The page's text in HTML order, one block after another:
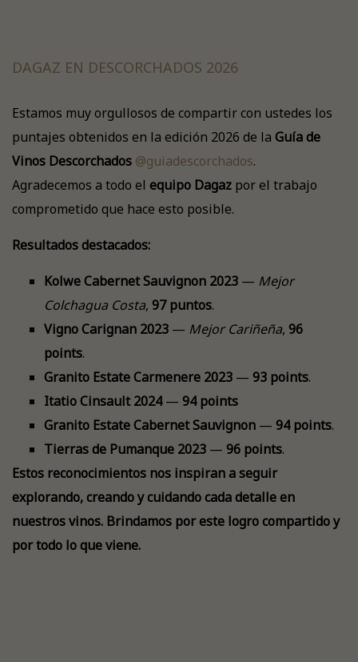
DAGAZ EN DESCORCHADOS 2026
Estamos muy orgullosos de compartir con ustedes los
puntajes obtenidos en la edición 2026 de la Guía de
Vinos Descorchados @guiadescorchados.
Agradecemos a todo el equipo Dagaz por el trabajo
comprometido que hace esto posible.
Resultados destacados:
Kolwe Cabernet Sauvignon 2023 — Mejor
Colchagua Costa, 97 puntos.
Vigno Carignan 2023 — Mejor Cariñeña, 96
points.
Granito Estate Carmenere 2023 — 93 points.
Itatio Cinsault 2024— 94 points
Granito Estate Cabernet Sauvignon — 94 points.
Tierras de Pumanque 2023 — 96 points.
Estos reconocimientos nos inspiran a seguir
explorando, creando y cuidando cada detalle en
nuestros vinos. Brindamos por este logro compartido y
por todo lo que viene.